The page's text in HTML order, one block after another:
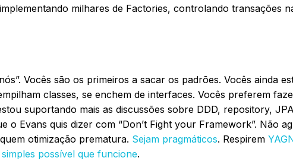
milhares de Factories, controlando transações
Vocês são os primeiros a sacar os padrões. Vocês ainda
classes, se enchem de interfaces. Vocês preferem
suportando mais as discussões sobre DDD, repository,
o Evans quis dizer com “Don’t Fight your Framework”. Não
otimização prematura. Sejam pragmáticos. Respirem
possível que funcione.